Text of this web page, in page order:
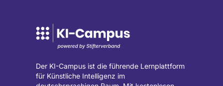
Der KI-Campus ist die führende Lernplattform
für Künstliche Intelligenz im